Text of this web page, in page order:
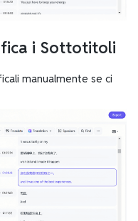
i Sottotitoli
manualmente se ci